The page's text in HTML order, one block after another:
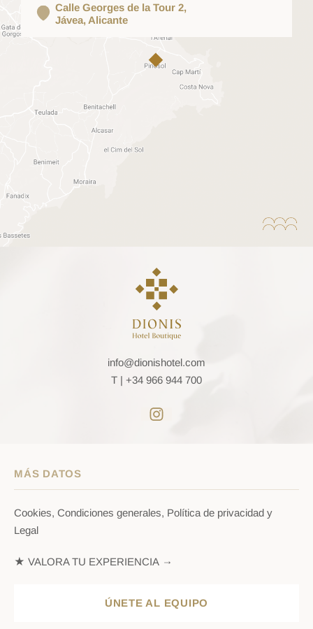
Calle Georges de la Tour 2,
Jávea, Alicante
info@dionishotel.com
T | +34 966 944 700
MÁS DATOS
Cookies, Condiciones generales, Política de privacidad y
Legal
★ VALORA TU EXPERIENCIA →
ÚNETE AL EQUIPO